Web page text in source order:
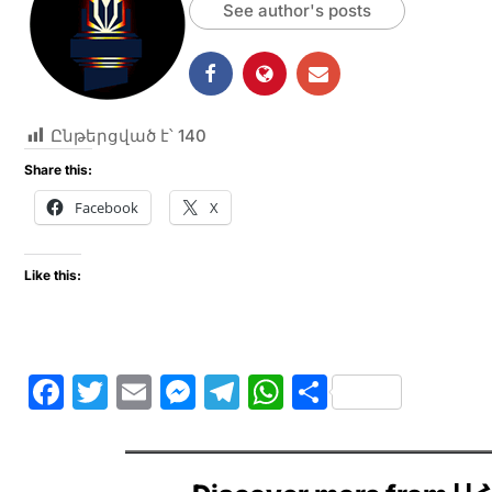
See author's posts
Ընթերցված է՝ 140
Share this:
Facebook X
Like this:
F T
itt
E
ai
M
s
T
e
W
at
S
ar